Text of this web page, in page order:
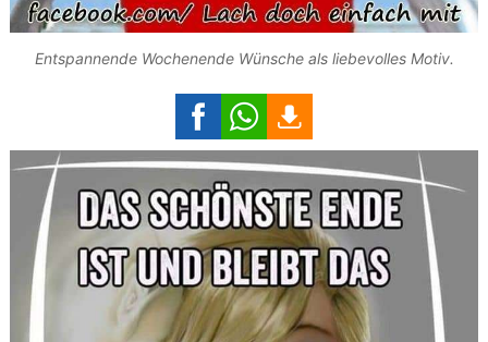
Entspannende Wochenende Wünsche als liebevolles Motiv.